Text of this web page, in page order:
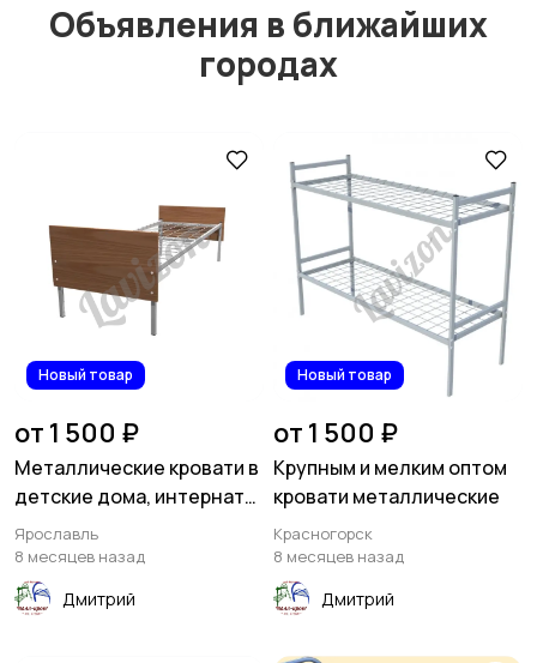
Объявления в ближайших
городах
Новый товар
от 1 500 ₽
Металлические кровати в
детские дома, интернаты,
детские сады
Ярославль
8 месяцев назад
Дмитрий
Новый товар
от 1 500 ₽
Крупным и мелким оптом
кровати металлические
Красногорск
8 месяцев назад
Дмитрий